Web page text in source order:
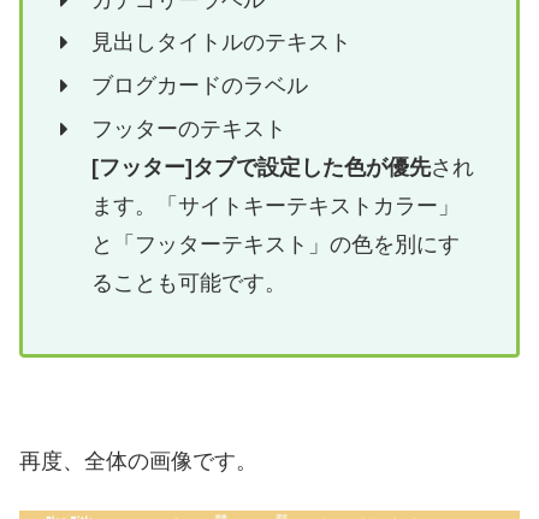
見出しタイトルのテキスト
ブログカードのラベル
フッターのテキスト
[フッター]タブで設定した色が優先され
ます。「サイトキーテキストカラー」
と「フッターテキスト」の色を別にす
ることも可能です。
再度、全体の画像です。